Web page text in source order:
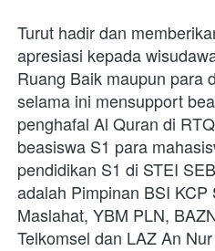
Turut hadir dan
apresiasi kepada
Ruang Baik maupun para
selama ini mensupport
penghafal Al Quran di
beasiswa S1 para
pendidikan S1 di STEI
adalah Pimpinan BSI
Maslahat, YBM PLN,
Telkomsel dan LAZ An